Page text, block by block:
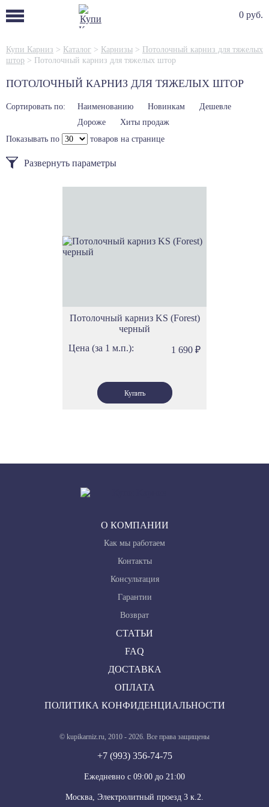
0 руб.
Купи Карниз > Каталог > Карнизы > Потолочный карниз для тяжелых
штор > Потолочный карниз для тяжелых штор
ПОТОЛОЧНЫЙ КАРНИЗ ДЛЯ ТЯЖЕЛЫХ ШТОР
Сортировать по: Наименованию Новинкам
Дешевле
Дороже
Хиты продаж
Показывать по
товаров на странице
Развернуть параметры
Потолочный карниз KS (Forest)
черный
Цена (за 1 м.п.):
1 690 ₽
О КОМПАНИИ
Как мы работаем
Контакты
Консультация
Гарантии
Возврат
СТАТЬИ
FAQ
ДОСТАВКА
ОПЛАТА
ПОЛИТИКА КОНФИДЕНЦИАЛЬНОСТИ
© kupikarniz.ru, 2010 - 2026. Все права защищены
+7 (993) 356-74-75
Eжедневно с 09:00 до 21:00
Москва, Электролитный проезд 3 к.2.